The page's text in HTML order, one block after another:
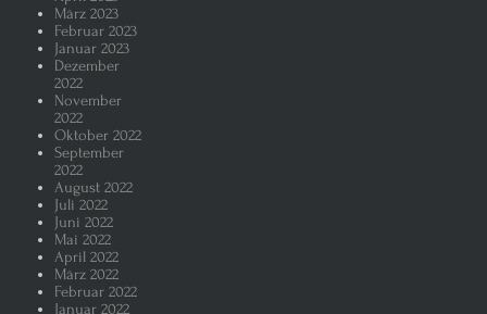
März 2023
Februar 2023
Januar 2023
Dezember
2022
November
2022
Oktober 2022
September
2022
August 2022
Juli 2022
Juni 2022
Mai 2022
April 2022
März 2022
Februar 2022
Januar 2022